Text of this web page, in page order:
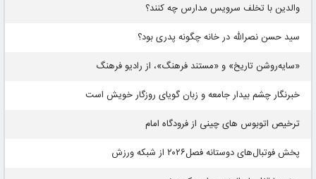
والدین با تخلف سرویس مدارس چه کنند؟
سید حسن نصرالله در خانه چگونه پدری بود؟
«سایه‌روشن تاریخ» و «مستند فرهنگ»، از رادیو فرهنگ
خبرنگار چشم بیدار جامعه و زبان گویای روزگار خویش است
ترخیص اتوبوس های چینی از فرودگاه امام
پخش فوتبال‌های دوستانه فصل۲۰۲۶ از شبکه ورزش